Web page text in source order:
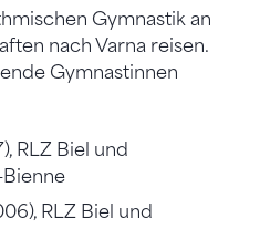
Gymnastik an
nach Varna reisen.
Gymnastinnen
RLZ Biel und
RLZ Biel und